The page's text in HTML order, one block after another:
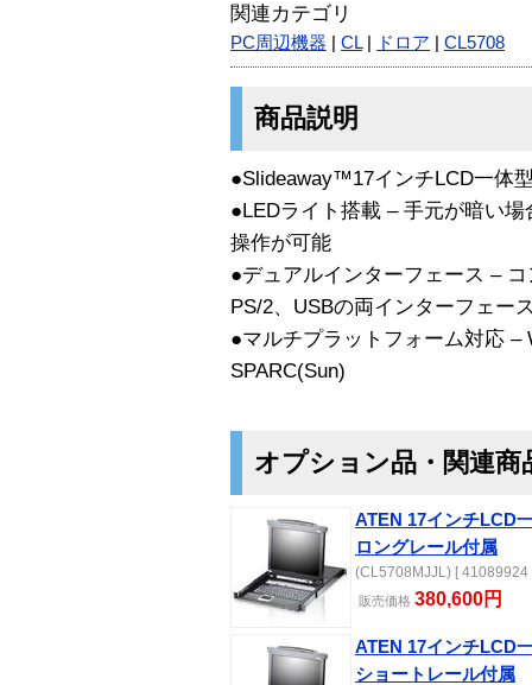
関連カテゴリ
PC周辺機器 CL| ドロア CL5708
商品説明
●Slideaway™17インチLCD一体
●LEDライト搭載 – 手元が暗い
操作が可能
●デュアルインターフェース –
PS/2、USBの両インターフェー
●マルチプラットフォーム対応 –
SPARC(Sun)
オプション品・関連商
ATEN 17インチLCD
ロングレール付属
(CL5708MJJL) [ 41089924
販売価格 380,600円
ATEN 17インチLCD
ショートレール付属